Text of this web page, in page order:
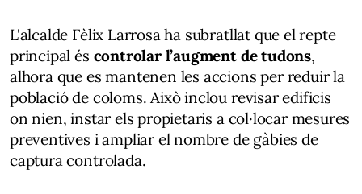
L'alcalde Fèlix Larrosa ha subratllat que el repte
principal és controlar l’augment de tudons,
alhora que es mantenen les accions per reduir la
població de coloms. Això inclou revisar edificis
on nien, instar els propietaris a col·locar mesures
preventives i ampliar el nombre de gàbies de
captura controlada.